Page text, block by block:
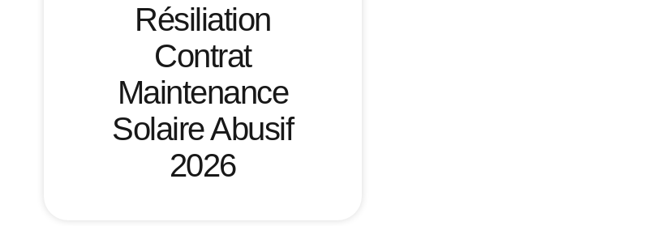
Résiliation
Contrat
Maintenance
Solaire Abusif
2026